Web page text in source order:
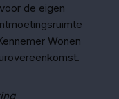
de eigen
Wonen